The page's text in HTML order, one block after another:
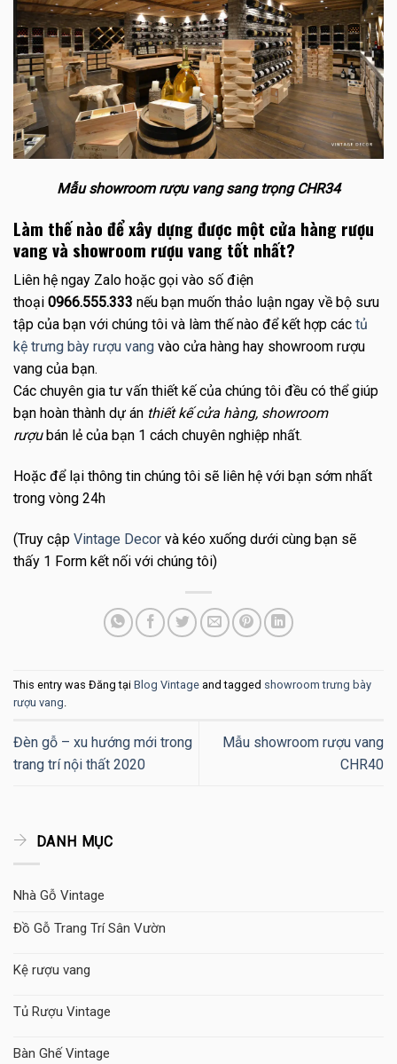
Mẫu showroom rượu vang sang trọng CHR34
Làm thế nào để xây dựng được một cửa hàng rượu
vang và showroom rượu vang tốt nhất?
Liên hệ ngay Zalo hoặc gọi vào số điện
thoại 0966.555.333 nếu bạn muốn thảo luận ngay về bộ sưu
tập của bạn với chúng tôi và làm thế nào để kết hợp các tủ
kệ trưng bày rượu vang vào cửa hàng hay showroom rượu
vang của bạn.
Các chuyên gia tư vấn thiết kế của chúng tôi đều có thể giúp
bạn hoàn thành dự án thiết kế cửa hàng, showroom
rượubán lẻ của bạn 1 cách chuyên nghiệp nhất.
Hoặc để lại thông tin chúng tôi sẽ liên hệ với bạn sớm nhất
trong vòng 24h
(Truy cập Vintage Decor và kéo xuống dưới cùng bạn sẽ
thấy 1 Form kết nối với chúng tôi)
This entry was Đăng tại Blog Vintage and tagged showroom trưng bày
rượu vang.
Đèn gỗ – xu hướng mới trong
trang trí nội thất 2020
Mẫu showroom rượu vang
CHR40
DANH MỤC
Nhà Gỗ Vintage
Đồ Gỗ Trang Trí Sân Vườn
Kệ rượu vang
Tủ Rượu Vintage
Bàn Ghế Vintage